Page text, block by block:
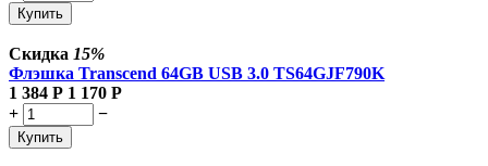
Купить
Скидка 15%
Флэшка Transcend 64GB USB 3.0 TS64GJF790K
1 384 Р 1 170 Р
+
−
Купить